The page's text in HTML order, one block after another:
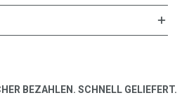
BEZAHLEN. SCHNELL GELIEFERT.